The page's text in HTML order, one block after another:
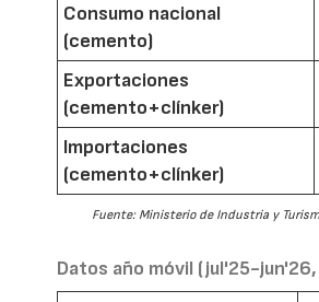
Consumo nacional
(cemento)
Exportaciones
(cemento+clínker)
Importaciones
(cemento+clínker)
Fuente: Ministerio de Industria y
Datos año móvil (jul'25-